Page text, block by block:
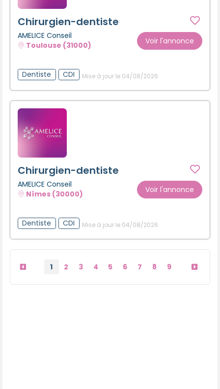
Chirurgien-dentiste
AMELICE Conseil
Toulouse (31000)
Voir l'annonce
Dentiste CDI Mise à jour le 04/08/2026
Chirurgien-dentiste
AMELICE Conseil
Nîmes (30000)
Voir l'annonce
Dentiste CDI Mise à jour le 04/08/2026
1 2 3 4 5 6 7 8 9